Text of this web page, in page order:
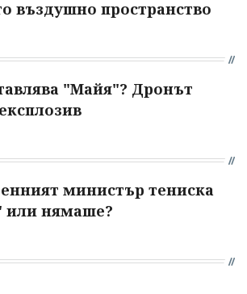
въздушно пространство
"Майя"? Дронът
министър тениска
или нямаше?